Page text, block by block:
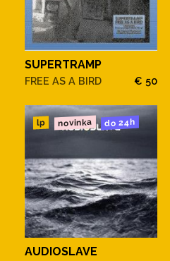
SUPERTRAMP
FREE AS A BIRD € 50
lp novinka do 24h
AUDIOSLAVE